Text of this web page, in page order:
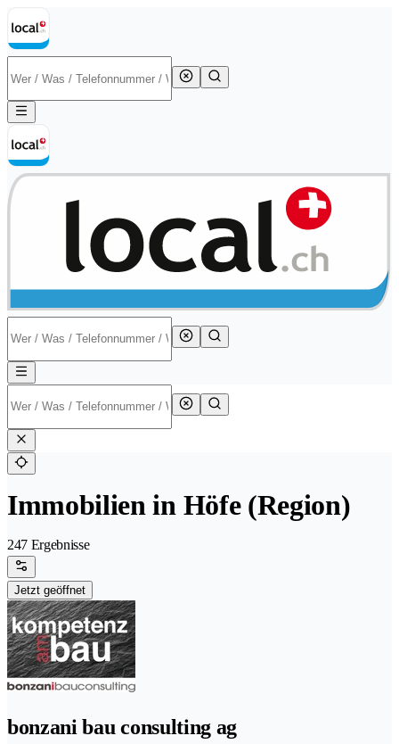
Immobilien in Höfe (Region)
247 Ergebnisse
Jetzt geöffnet
bonzani bau consulting ag